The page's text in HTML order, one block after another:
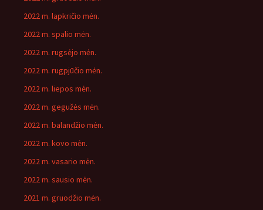
2022 m. lapkričio mėn.
2022 m. spalio mėn.
2022 m. rugsėjo mėn.
2022 m. rugpjūčio mėn.
2022 m. liepos mėn.
2022 m. gegužės mėn.
2022 m. balandžio mėn.
2022 m. kovo mėn.
2022 m. vasario mėn.
2022 m. sausio mėn.
2021 m. gruodžio mėn.